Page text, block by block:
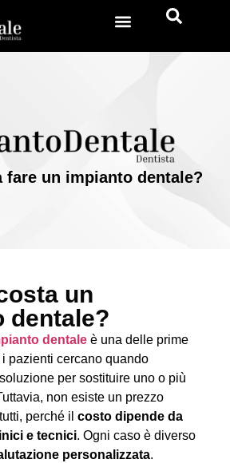
fare un impianto dentale?
un
dentale?
dentale è una delle prime
pazienti cercano quando
per sostituire uno o più
non esiste un prezzo
perché il costo dipende da
e tecnici. Ogni caso è diverso
personalizzata.